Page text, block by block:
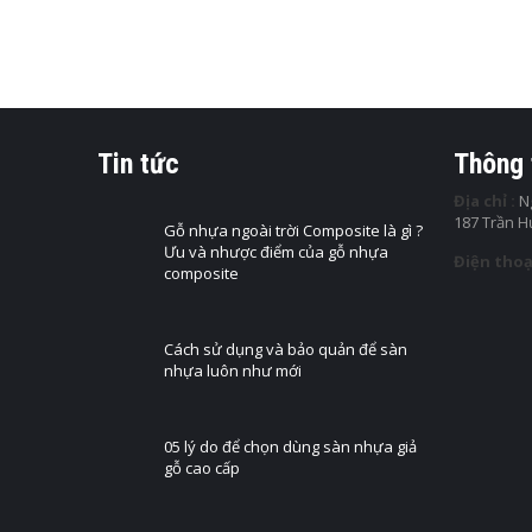
TẤM
MẪU
Tin tức
Gỗ nhựa ngoài trời Composite là gì ?
Ưu và nhược điểm của gỗ nhựa
composite
Cách sử dụng và bảo quản để sàn
nhựa luôn như mới
05 lý do để chọn dùng sàn nhựa giả
gỗ cao cấp
Địa chỉ :
187 Trần
Điện